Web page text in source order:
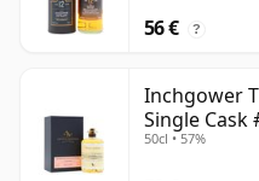
56 € ?
Inchgower
Single Cask
50cl • 57%